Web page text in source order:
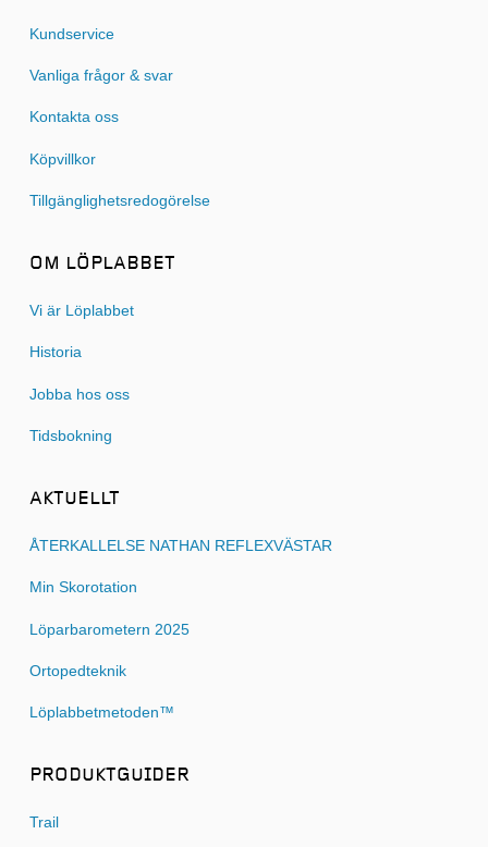
Kundservice
Vanliga frågor & svar
Kontakta oss
Köpvillkor
Tillgänglighetsredogörelse
OM LÖPLABBET
Vi är Löplabbet
Historia
Jobba hos oss
Tidsbokning
AKTUELLT
ÅTERKALLELSE NATHAN REFLEXVÄSTAR
Min Skorotation
Löparbarometern 2025
Ortopedteknik
Löplabbetmetoden™
PRODUKTGUIDER
Trail